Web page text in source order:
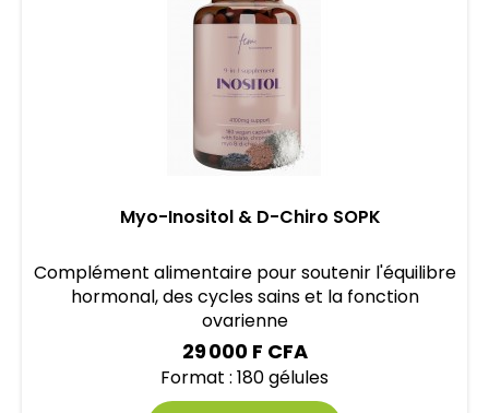
Myo-Inositol & D-Chiro SOPK
Complément alimentaire pour soutenir l'équilibre
hormonal, des cycles sains et la fonction
ovarienne
29 000 F CFA
Format : 180 gélules